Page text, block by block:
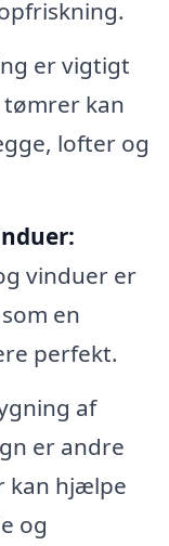
er vigtigt
kan
lofter og
vinduer er
en
perfekt.
af
er andre
kan hjælpe
og